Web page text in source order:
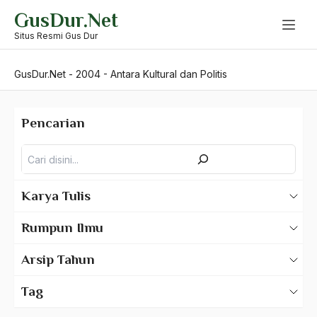
content
GusDur.Net
Situs Resmi Gus Dur
GusDur.Net - 2004 - Antara Kultural dan Politis
Pencarian
Karya Tulis
Rumpun Ilmu
Arsip Tahun
Tag